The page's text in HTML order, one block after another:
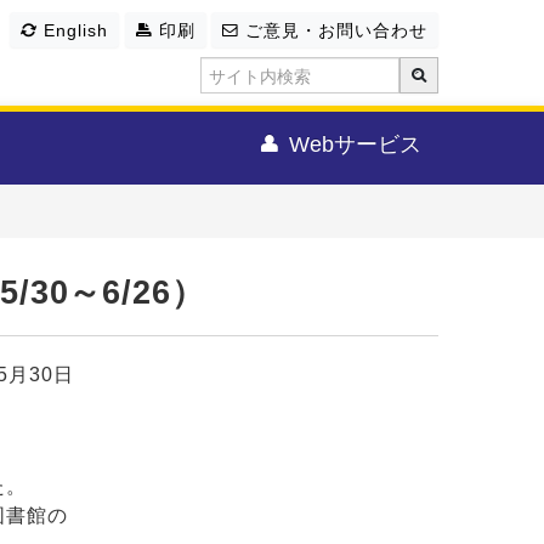
English 印刷 ご意見・お問い合わせ
Webサービス
30～6/26）
月30日
書館の